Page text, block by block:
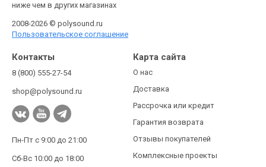
ниже чем в других магазинах
2008-2026 © polysound.ru
Пользовательское соглашение
Контакты
8 (800) 555-27-54
shop@polysound.ru
Пн-Пт с 9:00 до 21:00
Сб-Вс 10:00 до 18:00
Карта сайта
О нас
Доставка
Рассрочка или кредит
Гарантия возврата
Отзывы покупателей
Комплексные проекты